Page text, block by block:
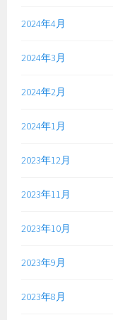
2024年4月
2024年3月
2024年2月
2024年1月
2023年12月
2023年11月
2023年10月
2023年9月
2023年8月